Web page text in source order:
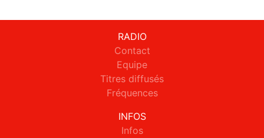
RADIO
Contact
Equipe
Titres diffusés
Fréquences
INFOS
Infos